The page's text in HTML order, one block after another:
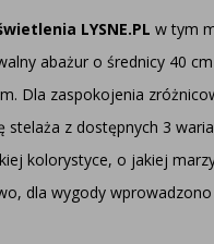
LYSNE.PL w tym
abażur o średnicy 40
Dla zaspokojenia
z dostępnych 3
kolorystyce, o jakiej
dla wygody wprowadzono